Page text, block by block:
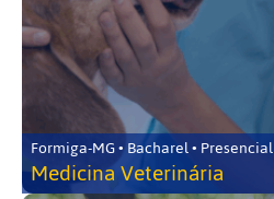
Formiga-MG • Bacharel • Presencial
Medicina Veterinária